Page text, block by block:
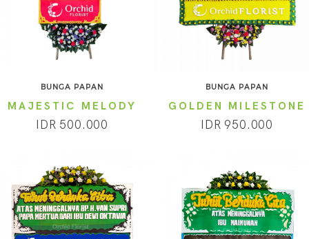
BUNGA PAPAN
MAJESTIC MELODY
IDR 500.000
BUNGA PAPAN
GOLDEN MILESTONE
IDR 950.000